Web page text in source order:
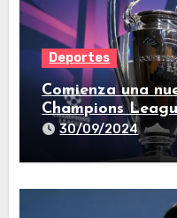
Deportes
Comienza una
Champions
30/09/2024